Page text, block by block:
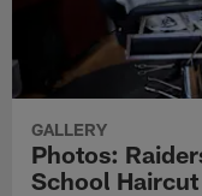
GALLERY
Photos:
School